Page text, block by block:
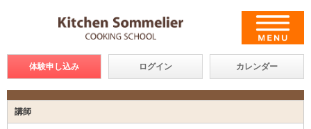
体験申し込み ログイン カレンダー
講師